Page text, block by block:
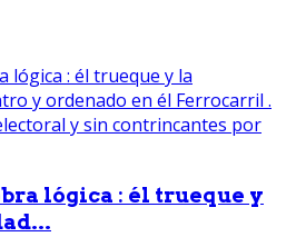
lógica : él trueque y